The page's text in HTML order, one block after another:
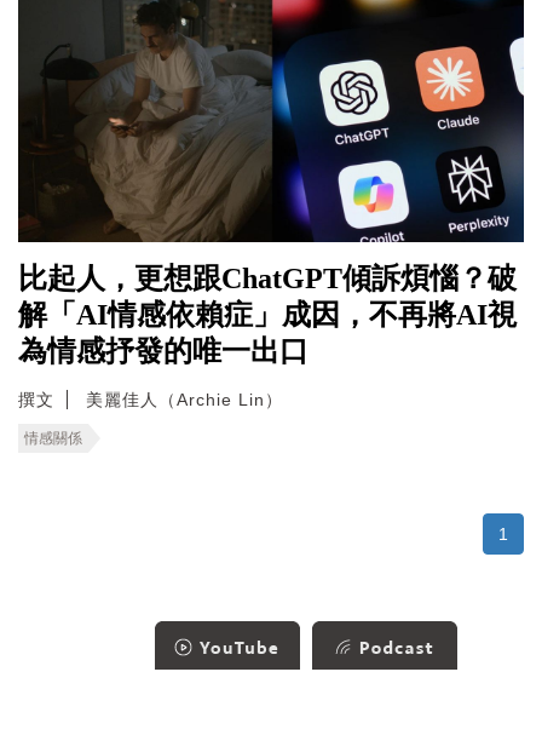
比起人，更想跟ChatGPT傾訴煩惱？破
解「AI情感依賴症」成因，不再將AI視
為情感抒發的唯一出口
撰文 美麗佳人（Archie Lin）
情感關係
1